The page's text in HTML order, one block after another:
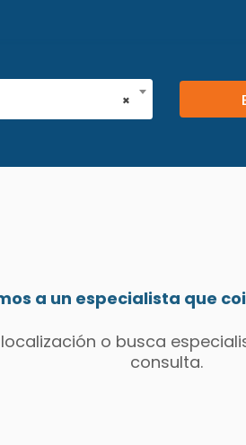
×
a un especialista que
o busca
consulta.